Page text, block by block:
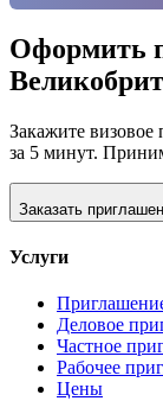
Оформить
Закажите
за 5 минут.
Заказать
Услуги
Деловое
Частное
Рабочее
Цены